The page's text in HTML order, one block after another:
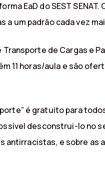
EaD do SEST
a um padrão cada vez
de Cargas e
11 horas/aula e são
é gratuito para
desconstrui-lo no
antirracistas, e sobre